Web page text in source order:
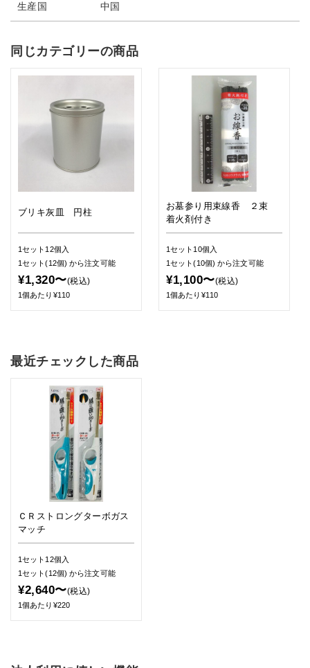
生産国 中国
同じカテゴリーの商品
ブリキ灰皿 円柱
1セット12個入
1セット(12個)から注文可能
¥1,320〜(税込)
1個あたり¥110
お墓参り用束線香 ２束
着火剤付き
1セット10個入
1セット(10個)から注文可能
¥1,100〜(税込)
1個あたり¥110
最近チェックした商品
ＣＲストロングターボガス
マッチ
1セット12個入
1セット(12個)から注文可能
¥2,640〜(税込)
1個あたり¥220